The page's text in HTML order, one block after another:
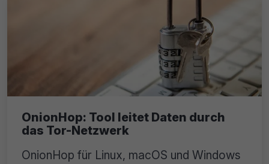
OnionHop: Tool leitet Daten durch
das Tor-Netzwerk
OnionHop für Linux, macOS und Windows